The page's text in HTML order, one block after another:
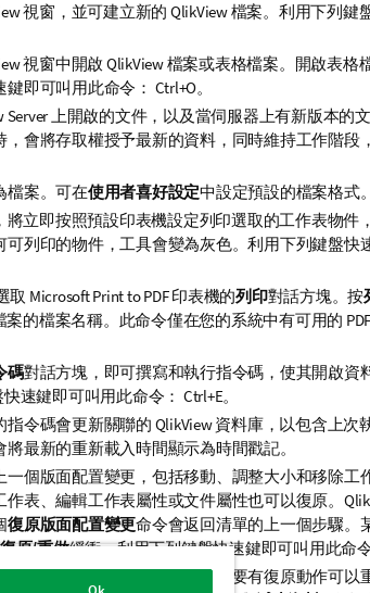
視窗，並可建立新的 QlikView 檔案。利用下列鍵
視窗中開啟 QlikView 檔案或表格檔案。開啟表格
即可叫用此命令： Ctrl+O。
Server 上開啟的文件，以及當伺服器上有新版本的
，會將存取權授予最新的資料，同時維持工作階段
檔案。可在使用者喜好設定中設定預設的檔案格式。
將立即按照預設印表機設定列印選取的工作表物件
可列印的物件，工具會變為灰色。利用下列鍵盤快
取 Microsoft Print to PDF印表機的列印對話方塊。按
案的檔案名稱。此命令僅在您的系統中有可用的
碼對話方塊，即可撰寫和執行指令碼，使其開啟資
速鍵即可叫用此命令： Ctrl+E。
指令碼會更新關聯的 QlikView 資料庫，以包含上次
最新的重新載入時間顯示為時間戳記。
一個版面配置變更，包括移動、調整大小和移除工
表、編輯工作表屬性或文件屬性也可以復原。
復原版面配置變更命令會返回清單的上一個步驟。
復原/重做緩衝。利用下列鍵盤快速鍵即可叫用此命令
一個未完成的版面配置動作。只要有復原動作可以